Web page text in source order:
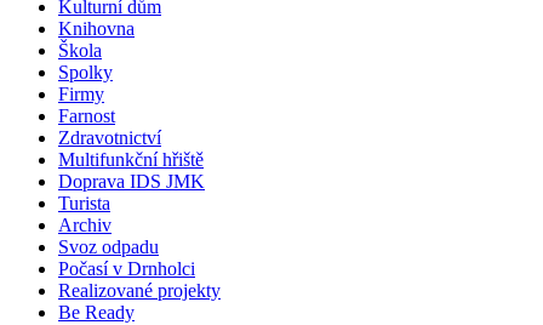
Kulturní dům
Knihovna
Škola
Spolky
Firmy
Farnost
Zdravotnictví
Multifunkční hřiště
Doprava IDS JMK
Turista
Archiv
Svoz odpadu
Počasí v Drnholci
Realizované projekty
Be Ready